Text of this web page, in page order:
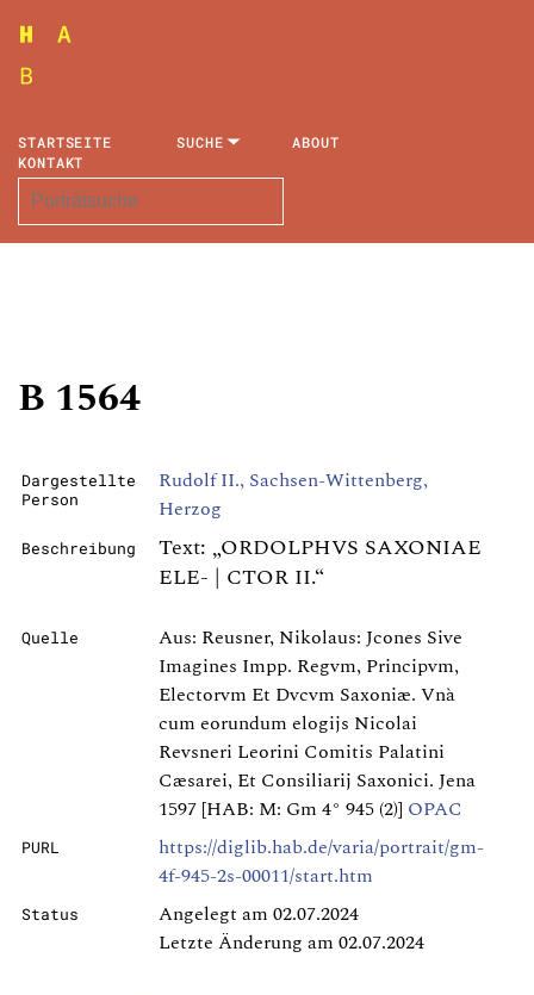
STARTSEITE SUCHE
ABOUT
KONTAKT
B 1564
Dargestellte
Person
Rudolf II., Sachsen-Wittenberg,
Herzog
Beschreibung
Text: „ORDOLPHVS SAXONIAE
ELE- | CTOR II.“
Quelle
Aus: Reusner, Nikolaus: Jcones Sive
Imagines Impp. Regvm, Principvm,
Electorvm Et Dvcvm Saxoniæ. Vnà
cum eorundum elogijs Nicolai
Revsneri Leorini Comitis Palatini
Cæsarei, Et Consiliarij Saxonici. Jena
1597 [HAB: M: Gm 4° 945 (2)] OPAC
PURL
https://diglib.hab.de/varia/portrait/gm-
4f-945-2s-00011/start.htm
Status
Angelegt am 02.07.2024
Letzte Änderung am 02.07.2024